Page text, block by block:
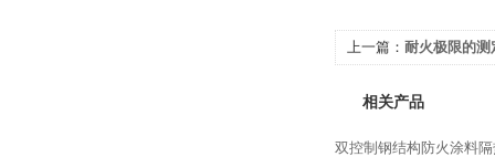
上一篇： 耐火极限的测
相关产品
双控制钢结构防火涂料